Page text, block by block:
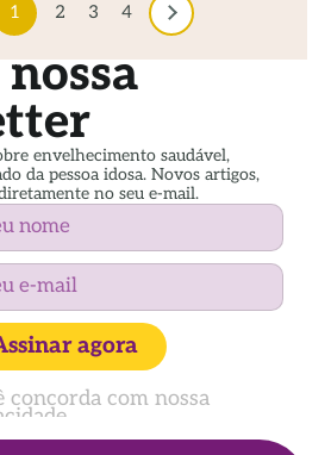
1 2 3 4
envelhecimento saudável,
da pessoa idosa. Novos artigos,
no seu e-mail.
agora
concorda com nossa